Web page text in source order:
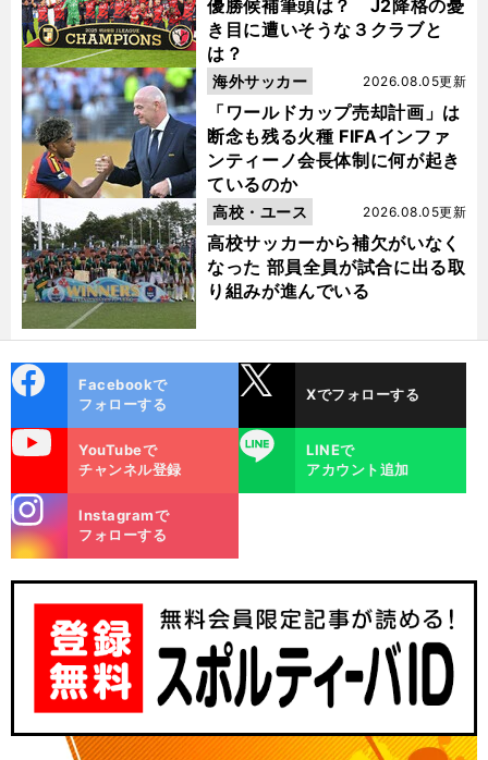
優勝候補筆頭は？ J2降格の憂
き目に遭いそうな３クラブと
は？
「ワールドカップ売却計画」は
断念も残る火種 FIFAインファ
ンティーノ会長体制に何が起き
ているのか
2026.08.05更新
海外サッカー
高校サッカーから補欠がいなく
なった 部員全員が試合に出る取
り組みが進んでいる
2026.08.05更新
高校・ユース
ok
Facebookで
フォローする
Xでフォローする
YouTubeで
チャンネル登録
LINE
LINEで
アカウント追加
m
Instagramで
フォローする